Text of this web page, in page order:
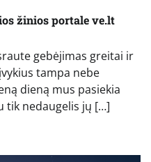
žinios portale ve.lt
gebėjimas greitai ir
tampa nebe
dieną mus pasiekia
tik nedaugelis jų […]